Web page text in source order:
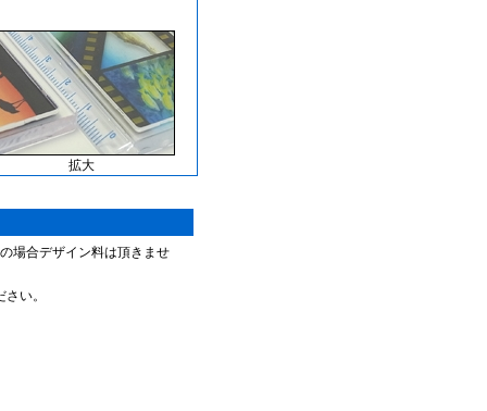
拡大
場合デザイン料は頂きませ
い。